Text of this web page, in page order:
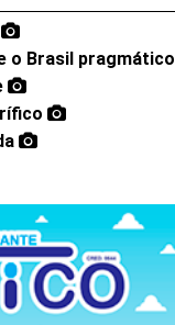
o Brasil pragmático